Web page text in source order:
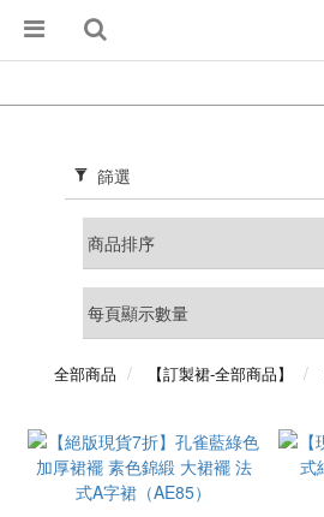
篩選
全部商品 【訂製裙-全部商品】